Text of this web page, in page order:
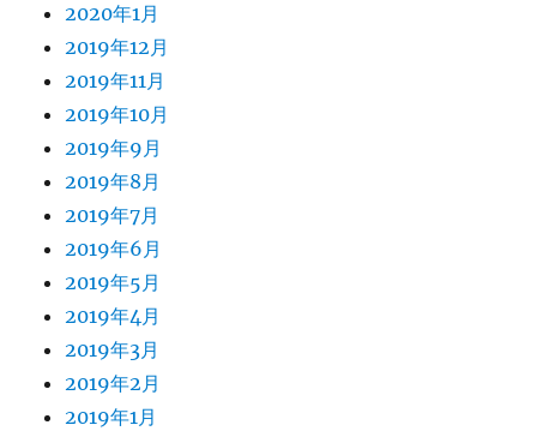
2020年1月
2019年12月
2019年11月
2019年10月
2019年9月
2019年8月
2019年7月
2019年6月
2019年5月
2019年4月
2019年3月
2019年2月
2019年1月